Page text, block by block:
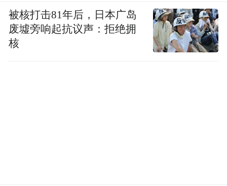
被核打击81年后，日本广岛
废墟旁响起抗议声：拒绝拥
核